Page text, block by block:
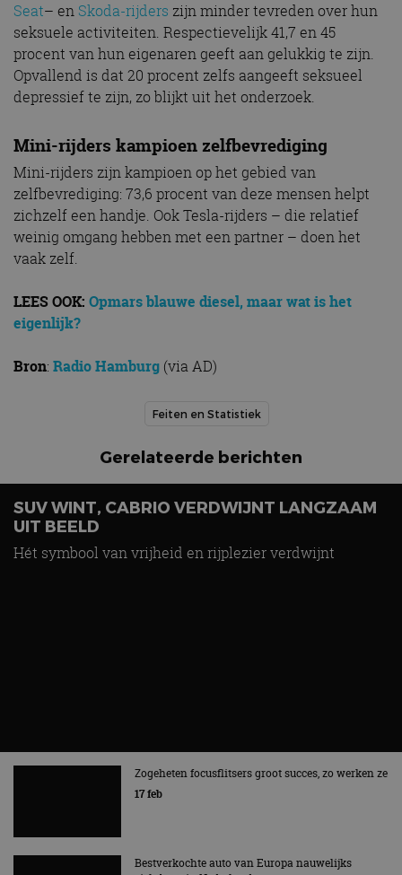
Seat– en Skoda-rijders zijn minder tevreden over hun
seksuele activiteiten. Respectievelijk 41,7 en 45
procent van hun eigenaren geeft aan gelukkig te zijn.
Opvallend is dat 20 procent zelfs aangeeft seksueel
depressief te zijn, zo blijkt uit het onderzoek.
Mini-rijders kampioen zelfbevrediging
Mini-rijders zijn kampioen op het gebied van
zelfbevrediging: 73,6 procent van deze mensen helpt
zichzelf een handje. Ook Tesla-rijders – die relatief
weinig omgang hebben met een partner – doen het
vaak zelf.
LEES OOK: Opmars blauwe diesel, maar wat is het
eigenlijk?
Bron: Radio Hamburg (via AD)
Feiten en Statistiek
Gerelateerde berichten
SUV WINT, CABRIO VERDWIJNT LANGZAAM
UIT BEELD
Hét symbool van vrijheid en rijplezier verdwijnt
Zogeheten focusflitsers groot succes, zo werken ze
17 feb
Bestverkochte auto van Europa nauwelijks